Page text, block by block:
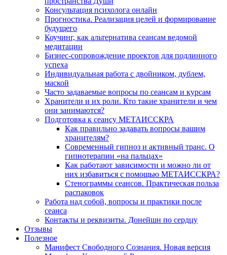
Консультация психолога онлайн
Прогностика. Реализация целей и формирование
будущего
Коучинг, как альтернатива сеансам ведомой
медитации
Бизнес-сопровождение проектов для подлинного
успеха
Индивидуальная работа с двойником, дублем,
маской
Часто задаваемые вопросы по сеансам и курсам
Хранители и их роли. Кто такие хранители и чем
они занимаются?
Подготовка к сеансу МЕТАИССКРА
Как правильно задавать вопросы вашим
хранителям?
Современный гипноз и активный транс. О
гипнотерапии «на пальцах»
Как работают зависимости и можно ли от
них избавиться с помощью МЕТАИССКРА?
Стенограммы сеансов. Практическая польза
распаковок
Работа над собой, вопросы и практики после
сеанса
Контакты и реквизиты. Донейшн по сердцу
Отзывы
Полезное
Манифест Свободного Сознания. Новая версия